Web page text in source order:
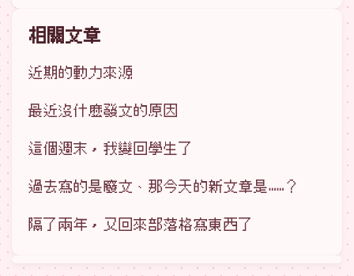
相關文章
近期的動力來源
最近沒什麼發文的原因
這個週末，我變回學生了
過去寫的是廢文、那今天的新文章是……？
隔了兩年，又回來部落格寫東西了